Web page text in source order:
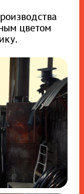
цветом